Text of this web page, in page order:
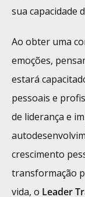
sua capacidade
Ao obter uma
emoções,
estará
pessoais e
de liderança e
crescimento
transformação
vida, o Leader